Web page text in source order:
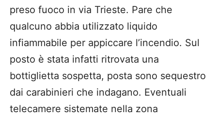
preso fuoco in via Trieste. Pare che
qualcuno abbia utilizzato liquido
infiammabile per appiccare l’incendio. Sul
posto è stata infatti ritrovata una
bottiglietta sospetta, posta sono sequestro
dai carabinieri che indagano. Eventuali
telecamere sistemate nella zona